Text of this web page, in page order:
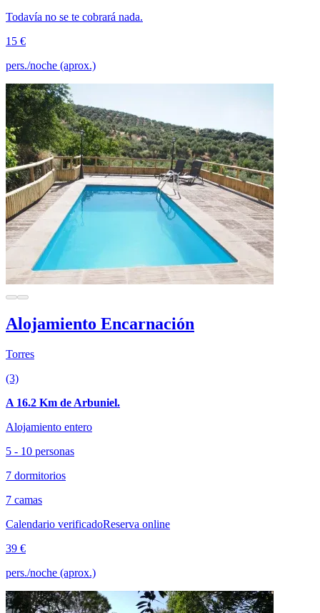
Todavía no se te cobrará nada.
15 €
pers./noche (aprox.)
Alojamiento Encarnación
Torres
(3)
A 16.2 Km de Arbuniel.
Alojamiento entero
5 - 10 personas
7 dormitorios
7 camas
Calendario verificadoReserva online
39 €
pers./noche (aprox.)